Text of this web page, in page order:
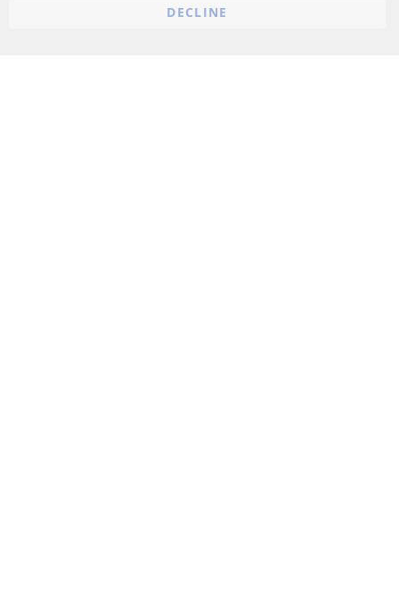
DECLINE